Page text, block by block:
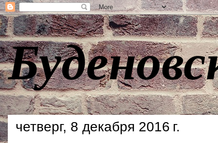
четверг, 8 декабря 2016 г.